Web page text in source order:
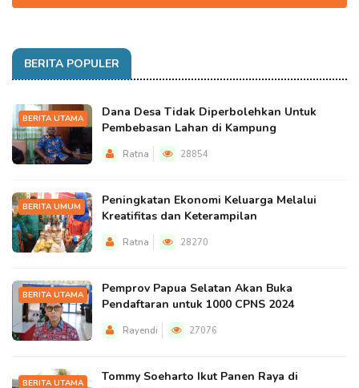
BERITA POPULER
BERITA UTAMA
Dana Desa Tidak Diperbolehkan Untuk
Pembebasan Lahan di Kampung
Ratna 28854
BERITA UMUM
Peningkatan Ekonomi Keluarga Melalui
Kreatifitas dan Keterampilan
Ratna 28270
BERITA UTAMA
Pemprov Papua Selatan Akan Buka
Pendaftaran untuk 1000 CPNS 2024
Rayendi 27076
BERITA UTAMA
Tommy Soeharto Ikut Panen Raya di